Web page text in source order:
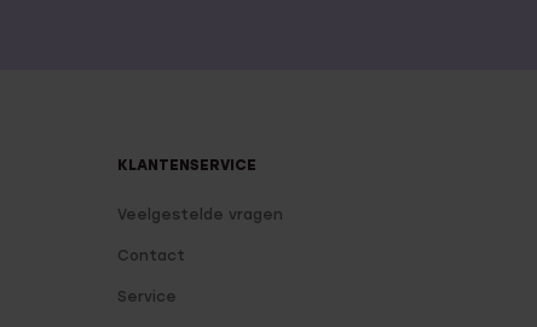
KLANTENSERVICE
Veelgestelde vragen
Contact
Service